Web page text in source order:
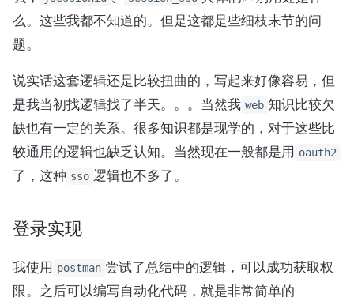
么。这些我都不知道的。但是这都是些细枝末节的问
题。
说实话这套逻辑还是比较扭曲的，写起来好像容易，但
是我当初找逻辑找了半天。。。当然我 web 知识比较欠
缺也有一定的关系。很多知识都是现学的，对于这些比
较通用的逻辑也缺乏认知。当然现在一般都是用 oauth2
了，这种 sso 逻辑也不多了。
登录实现
我使用 postman 尝试了总结中的逻辑，可以成功获取权
限。之后可以编写自动化代码，就是非常简单的